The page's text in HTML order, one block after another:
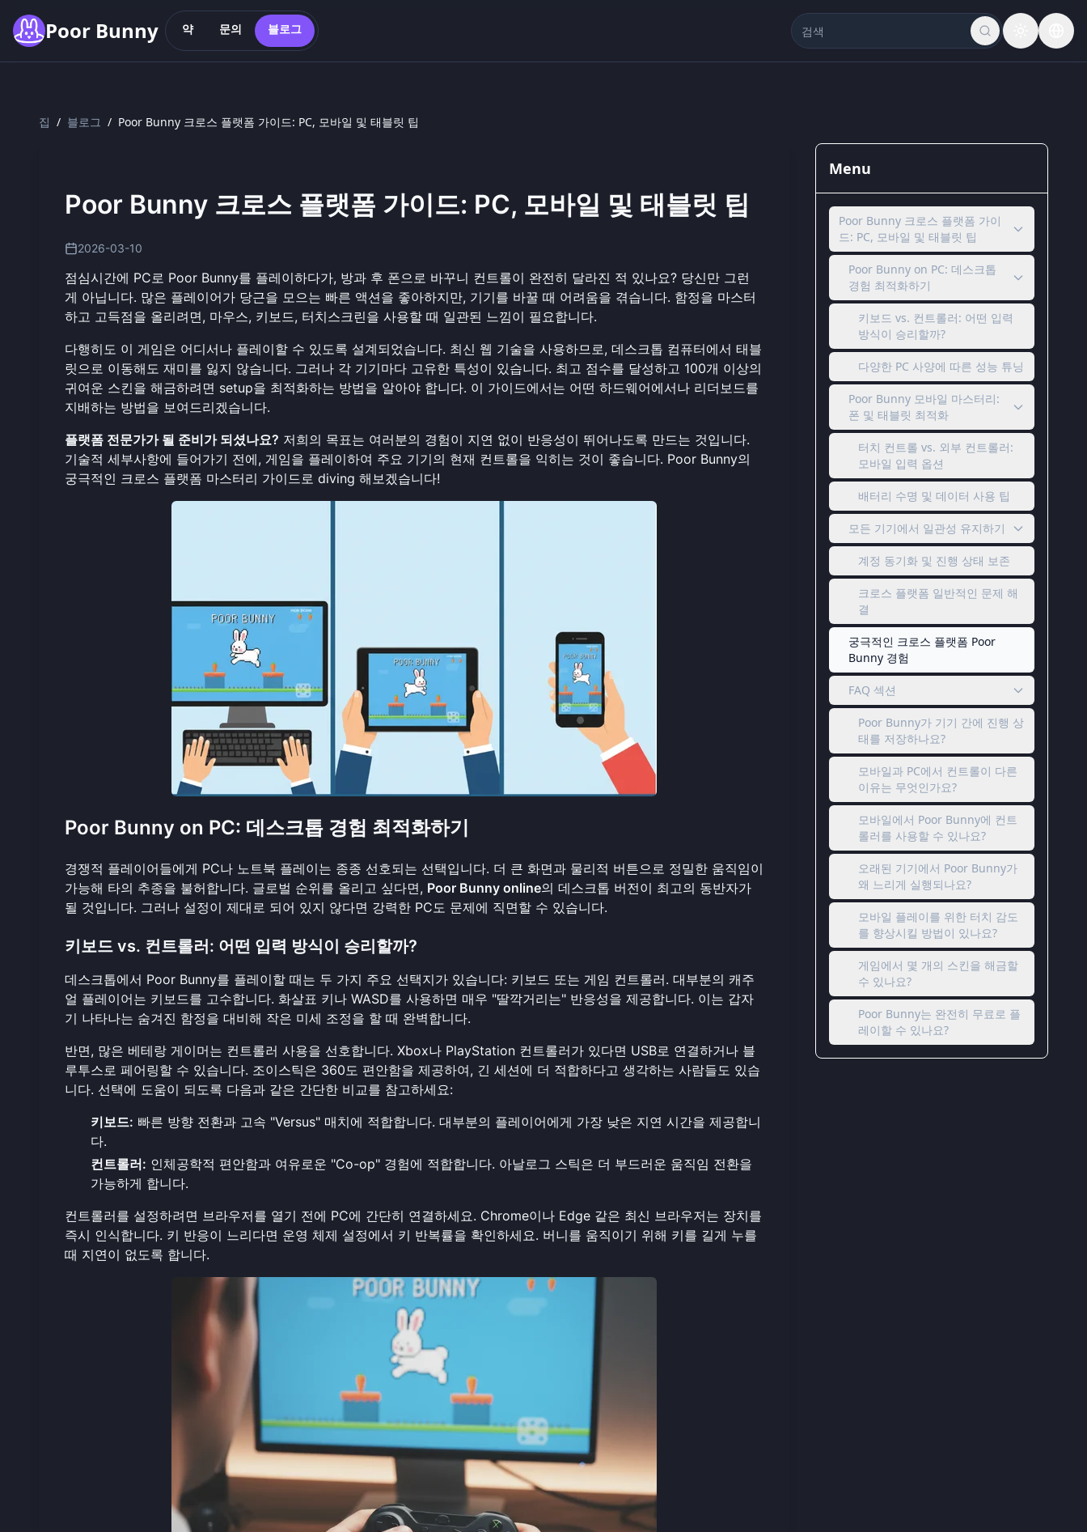
Poor Bunny 약 문의 블로그
집 / 블로그 / Poor Bunny 크로스 플랫폼 가이드: PC, 모바일 및 태블릿 팁
Poor Bunny 크로스 플랫폼 가이드: PC, 모바일 및 태블릿 팁
2026-03-10
점심시간에 PC로 Poor Bunny를 플레이하다가, 방과 후 폰으로 바꾸니 컨트롤이 완전히 달라진 적 있나요? 당신만 그런
게 아닙니다. 많은 플레이어가 당근을 모으는 빠른 액션을 좋아하지만, 기기를 바꿀 때 어려움을 겪습니다. 함정을 마스터
하고 고득점을 올리려면, 마우스, 키보드, 터치스크린을 사용할 때 일관된 느낌이 필요합니다.
다행히도 이 게임은 어디서나 플레이할 수 있도록 설계되었습니다. 최신 웹 기술을 사용하므로, 데스크톱 컴퓨터에서 태블
릿으로 이동해도 재미를 잃지 않습니다. 그러나 각 기기마다 고유한 특성이 있습니다. 최고 점수를 달성하고 100개 이상의
귀여운 스킨을 해금하려면 setup을 최적화하는 방법을 알아야 합니다. 이 가이드에서는 어떤 하드웨어에서나 리더보드를
지배하는 방법을 보여드리겠습니다.
플랫폼 전문가가 될 준비가 되셨나요? 저희의 목표는 여러분의 경험이 지연 없이 반응성이 뛰어나도록 만드는 것입니다.
기술적 세부사항에 들어가기 전에, 게임을 플레이하여 주요 기기의 현재 컨트롤을 익히는 것이 좋습니다. Poor Bunny의
궁극적인 크로스 플랫폼 마스터리 가이드로 diving 해보겠습니다!
Poor Bunny on PC: 데스크톱 경험 최적화하기
경쟁적 플레이어들에게 PC나 노트북 플레이는 종종 선호되는 선택입니다. 더 큰 화면과 물리적 버튼으로 정밀한 움직임이
가능해 타의 추종을 불허합니다. 글로벌 순위를 올리고 싶다면, Poor Bunny online의 데스크톱 버전이 최고의 동반자가
될 것입니다. 그러나 설정이 제대로 되어 있지 않다면 강력한 PC도 문제에 직면할 수 있습니다.
키보드 vs. 컨트롤러: 어떤 입력 방식이 승리할까?
데스크톱에서 Poor Bunny를 플레이할 때는 두 가지 주요 선택지가 있습니다: 키보드 또는 게임 컨트롤러. 대부분의 캐주
얼 플레이어는 키보드를 고수합니다. 화살표 키나 WASD를 사용하면 매우 "딸깍거리는" 반응성을 제공합니다. 이는 갑자
기 나타나는 숨겨진 함정을 대비해 작은 미세 조정을 할 때 완벽합니다.
반면, 많은 베테랑 게이머는 컨트롤러 사용을 선호합니다. Xbox나 PlayStation 컨트롤러가 있다면 USB로 연결하거나 블
루투스로 페어링할 수 있습니다. 조이스틱은 360도 편안함을 제공하여, 긴 세션에 더 적합하다고 생각하는 사람들도 있습
니다. 선택에 도움이 되도록 다음과 같은 간단한 비교를 참고하세요:
키보드: 빠른 방향 전환과 고속 "Versus" 매치에 적합합니다. 대부분의 플레이어에게 가장 낮은 지연 시간을 제공합니
다.
컨트롤러: 인체공학적 편안함과 여유로운 "Co-op" 경험에 적합합니다. 아날로그 스틱은 더 부드러운 움직임 전환을
가능하게 합니다.
컨트롤러를 설정하려면 브라우저를 열기 전에 PC에 간단히 연결하세요. Chrome이나 Edge 같은 최신 브라우저는 장치를
즉시 인식합니다. 키 반응이 느리다면 운영 체제 설정에서 키 반복률을 확인하세요. 버니를 움직이기 위해 키를 길게 누를
때 지연이 없도록 합니다.
Menu
Poor Bunny 크로스 플랫폼 가이
드: PC, 모바일 및 태블릿 팁
Poor Bunny on PC: 데스크톱
경험 최적화하기
키보드 vs. 컨트롤러: 어떤 입력
방식이 승리할까?
다양한 PC 사양에 따른 성능 튜닝
Poor Bunny 모바일 마스터리:
폰 및 태블릿 최적화
터치 컨트롤 vs. 외부 컨트롤러:
모바일 입력 옵션
배터리 수명 및 데이터 사용 팁
모든 기기에서 일관성 유지하기
계정 동기화 및 진행 상태 보존
크로스 플랫폼 일반적인 문제 해
결
궁극적인 크로스 플랫폼 Poor
Bunny 경험
FAQ 섹션
Poor Bunny가 기기 간에 진행 상
태를 저장하나요?
모바일과 PC에서 컨트롤이 다른
이유는 무엇인가요?
모바일에서 Poor Bunny에 컨트
롤러를 사용할 수 있나요?
오래된 기기에서 Poor Bunny가
왜 느리게 실행되나요?
모바일 플레이를 위한 터치 감도
를 향상시킬 방법이 있나요?
게임에서 몇 개의 스킨을 해금할
수 있나요?
Poor Bunny는 완전히 무료로 플
레이할 수 있나요?